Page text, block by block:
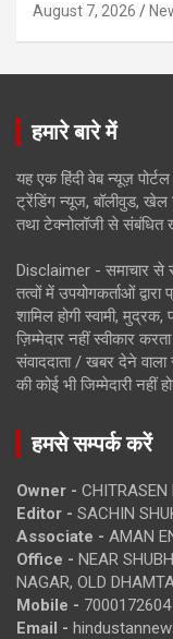
August 7, 2026
हमारे बारे में
यह एक हिंदी वेब न्यूज़
ट्रेंडिंग न्यूज, बॉलीवुड, खेल
तथा टेक्नोलॉजी से संबंधित
Disclaimer - समाचार से
तत्वों में उपयोगकर्ताओं
शामिल होगी स्वामी,
ज़िम्मेदार नहीं स्वीकार
संवाददाता / खबर देने वाला
की कोई भी जिम्मेदारी नहीं
हमसे सम्पर्क करें
Owner - CHITRASEN
Editor - SACHIN
Associate - AMAN
Office - NEAR
NAGAR, OLD
Mobile - 7000172604
Email -